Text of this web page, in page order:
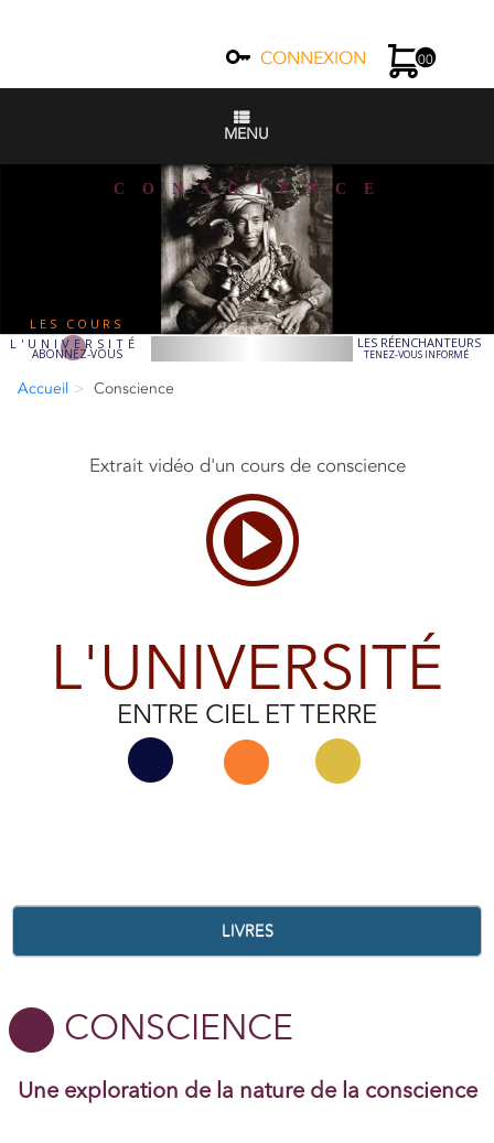
CONNEXION 00
MENU
C O N S C I E N C E
L'UNIVERSITÉ
ABONNEZ-VOUS
LES RÉENCHANTEURS
TENEZ-VOUS INFORMÉ
LES COURS
Accueil Conscience
Extrait vidéo d'un cours de conscience
L'UNIVERSITÉ
ENTRE CIEL ET TERRE
LIVRES
CONSCIENCE
Une exploration de la nature de la conscience